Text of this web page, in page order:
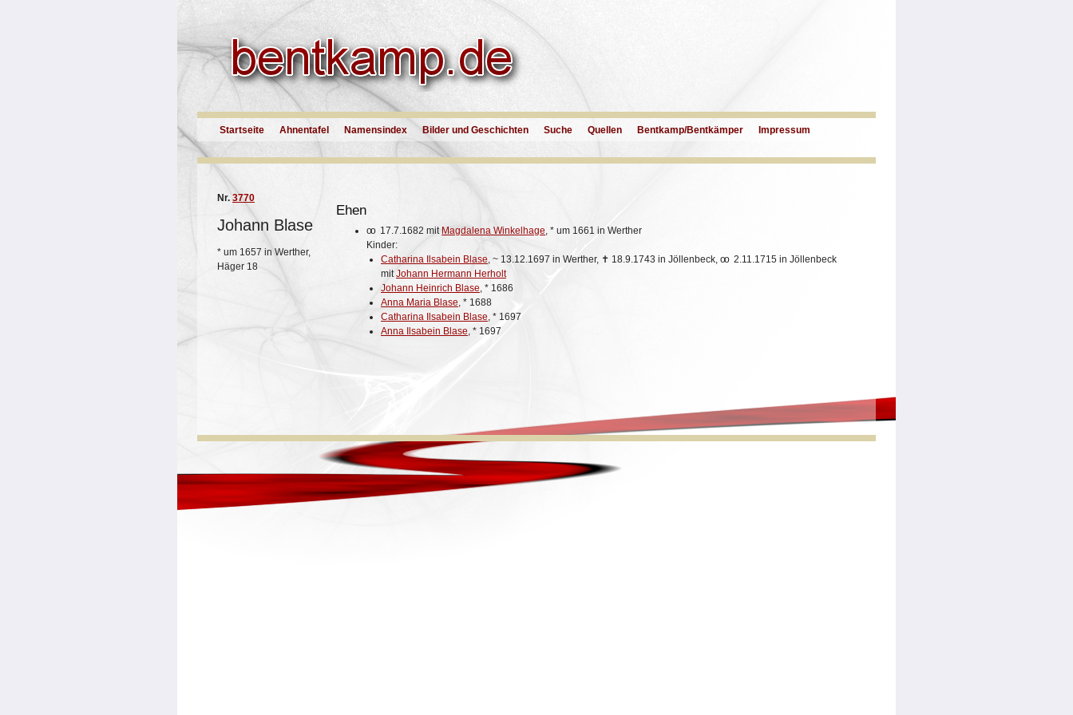
Startseite Ahnentafel Namensindex Bilder und Geschichten Suche Quellen Bentkamp/Bentkämper Impressum
Nr. 3770
Johann Blase
* um 1657 in Werther,
Häger 18
Ehen
oo 17.7.1682 mit Magdalena Winkelhage,*um 1661 in Werther
Kinder:
Catharina Ilsabein Blase, ~ 13.12.1697 in Werther, ✝ 18.9.1743 in Jöllenbeck, oo 2.11.1715 in Jöllenbeck
mitJohann Hermann Herholt
Johann Heinrich Blase, * 1686
Anna Maria Blase, * 1688
Catharina Ilsabein Blase, * 1697
Anna Ilsabein Blase, * 1697